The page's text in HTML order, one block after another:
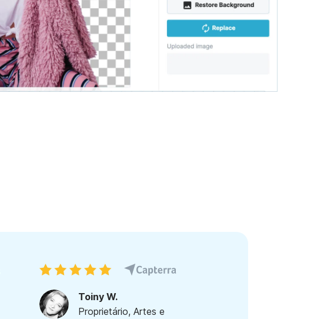
Toiny W.
Proprietário, Artes e